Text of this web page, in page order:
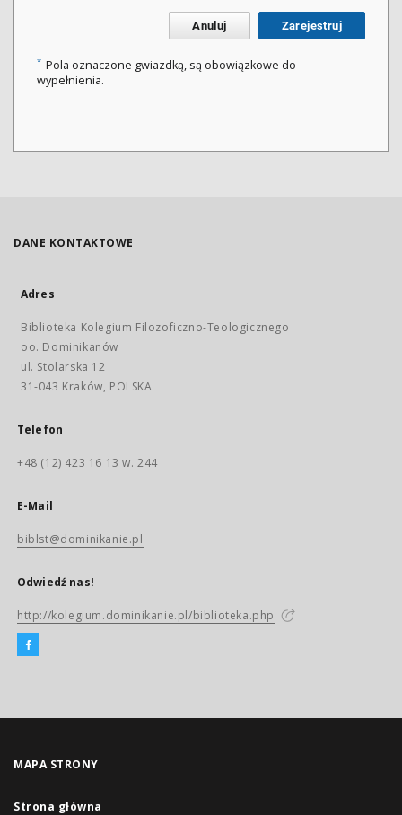
Anuluj Zarejestruj
* Pola oznaczone gwiazdką, są obowiązkowe do
wypełnienia.
DANE KONTAKTOWE
Adres
Biblioteka Kolegium Filozoficzno-Teologicznego
oo. Dominikanów
ul. Stolarska 12
31-043 Kraków, POLSKA
Telefon
+48 (12) 423 16 13 w. 244
E-Mail
biblst@dominikanie.pl
Odwiedź nas!
http://kolegium.dominikanie.pl/biblioteka.php
MAPA STRONY
Strona główna